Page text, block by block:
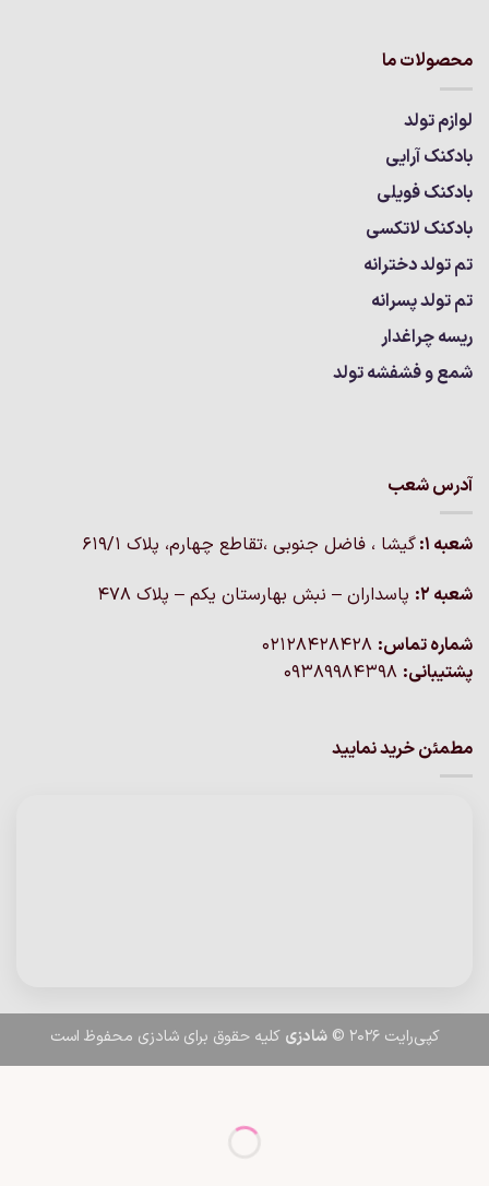
محصولات ما
لوازم تولد
بادکنک آرایی
بادکنک فویلی
بادکنک لاتکسی
تم تولد دخترانه
تم تولد پسرانه
ریسه چراغدار
شمع و فشفشه تولد
آدرس شعب
شعبه 1:
گيشا ، فاضل جنوبی ،تقاطع چهارم، پلاک 619/1
شعبه 2:
پاسداران – نبش بهارستان یکم – پلاک ۴۷۸
شماره تماس:
پشتیبانی:
مطمئن خرید نمایید
کپی‌رایت 2026 © شادزی کلیه حقوق برای شادزی محفوظ است